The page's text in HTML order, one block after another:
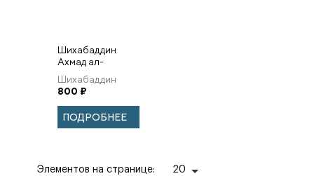
Шихабаддин
Ахмад ал-
Будайри
Ежедневные
события
Дамаска аш-Шам
с 1154 по 1176 год
Шихабаддин
Ахмад ал-
800 ₽
ПОДРОБНЕЕ
Элементов на странице: 20